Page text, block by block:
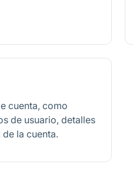
cuenta, como
de usuario, detalles
la cuenta.